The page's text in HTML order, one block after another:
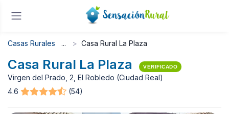
Casas Rurales Casa Rural La Plaza
Casa Rural La Plaza VERIFICADO
Virgen del Prado, 2, El Robledo (Ciudad Real)
4.6
(54)